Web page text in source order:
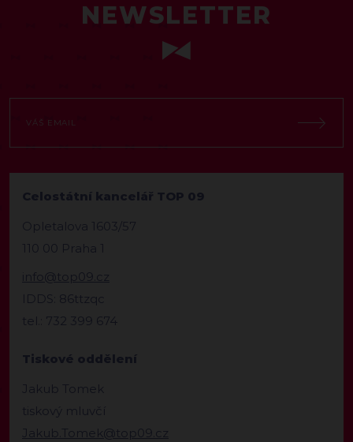
NEWSLETTER
Celostátní kancelář TOP 09
Opletalova 1603/57
110 00 Praha 1
info@top09.cz
IDDS: 86ttzqc
tel.: 732 399 674
Tiskové oddělení
Jakub Tomek
tiskový mluvčí
Jakub.Tomek@top09.cz